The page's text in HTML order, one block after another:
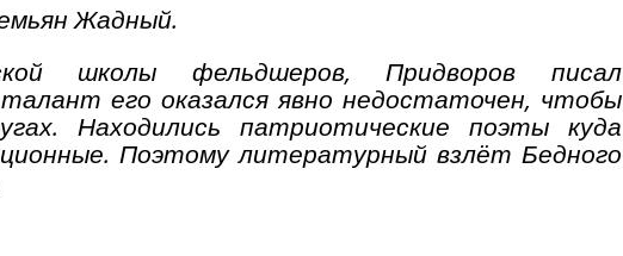
Жадный.
школы фельдшеров, Придворов писал
его оказался явно недостаточен, чтобы
Находились патриотические поэты куда
Поэтому литературный взлёт Бедного